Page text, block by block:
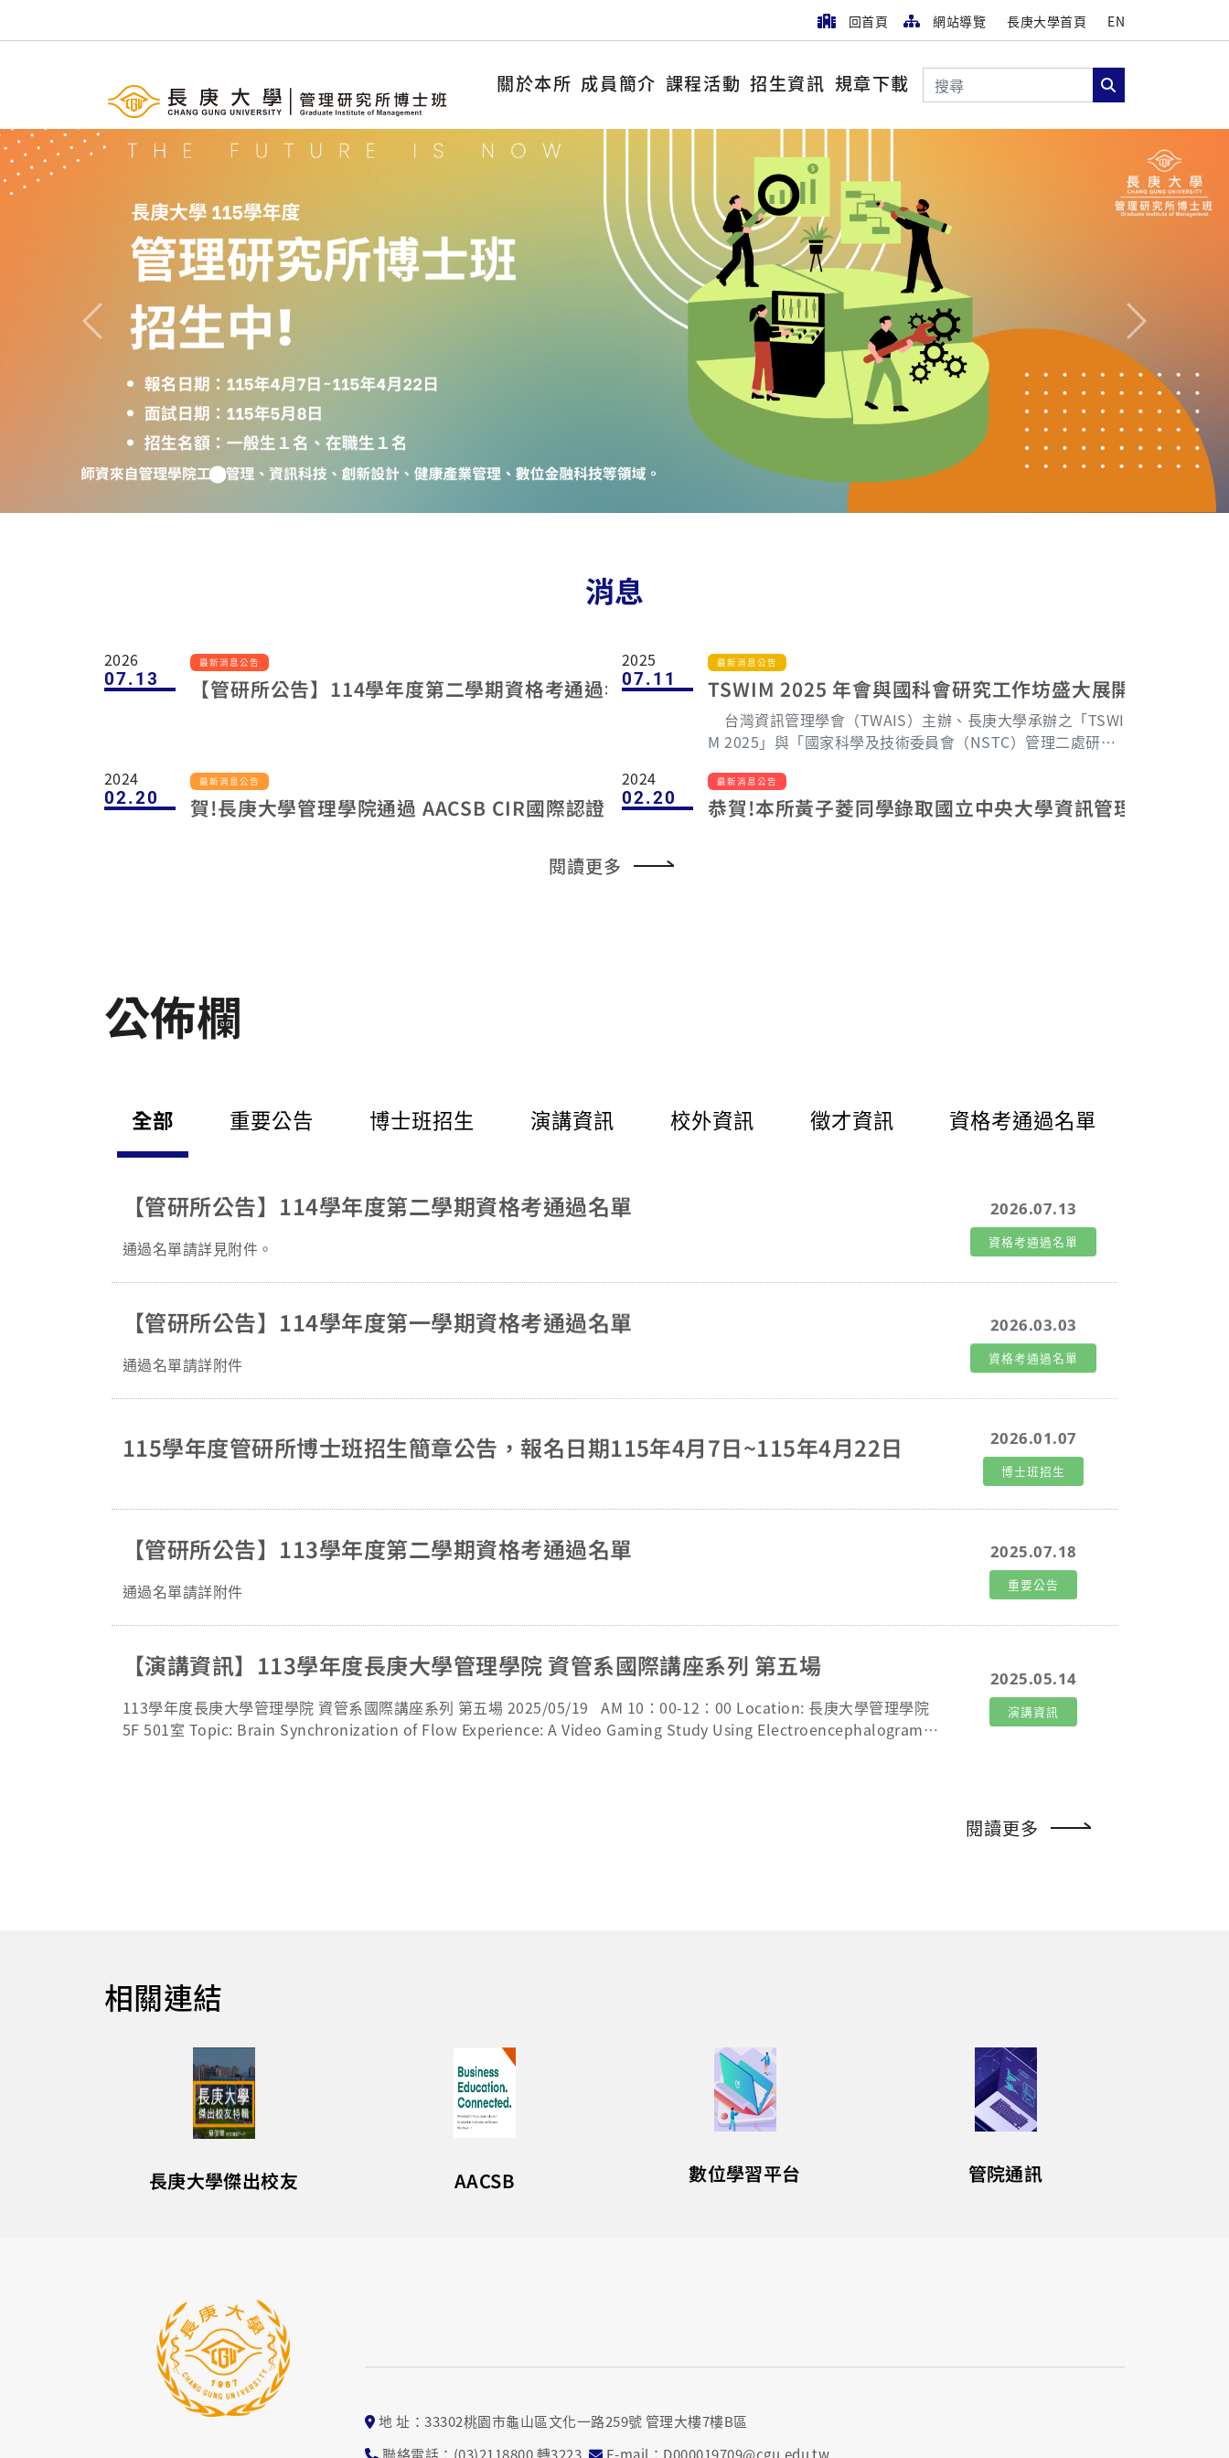
回首頁 網站導覽 長庚大學首頁 EN
關於本所 成員簡介 課程活動 招生資訊 規章下載
搜尋
Previous Next
消息
2026
07.13
最新消息公告
【管研所公告】114學年度第二學期資格考通過名單
2025
07.11
最新消息公告
TSWIM 2025 年會與國科會研究工作坊盛大展開，聚焦 AI
台灣資訊管理學會（TWAIS）主辦、長庚大學承辦之「TSWI
M 2025」與「國家科學及技術委員會（NSTC）管理二處研究
舉行。兩天工作坊共吸引超過150位學者與博士生的參與。主
要聚焦於人工智慧與新技術對人類的影響與應用，涵蓋多個與
Suprateek Sarker教授演講剪影 ▲Su
san Brown 教授演講剪影 Monideepa Tarafdar 教授則深
arafdar教授回顧了JAIS自創刊以來在資訊系統領域的重要學
術貢獻與演進。她鼓勵學術社群持續創新研究型態、融合實務
視角，並攜手推動資訊管理系統學界在全球舞台上更有影響
ity-as-a-Service)的新興概念如何為公共傳播帶來革命性改
如何將這種影響力有策略地整合到公共服務傳播中，創造更具
r 教授演講剪影 ▲Alan Dennis 教授演
講剪 TSWIM不僅是論文發表的舞台，更是推動研究深耕、連
與政策實踐間的深度連結與未來展望。此次工作坊不僅為與會
者帶來前沿知識，也強化了台灣學界與國際社群的連結，展現
資訊系統研究在面對未來數位轉型與社會責任上的關鍵影響
力。
2024
02.20
最新消息公告
賀!長庚大學管理學院通過 AACSB CIR國際認證
2024
02.20
最新消息公告
恭賀!本所黃子菱同學錄取國立中央大學資訊管理學系助理
閱讀更多
公佈欄
全部 重要公告 博士班招生 演講資訊 校外資訊 徵才資訊 資格考通過名單
【管研所公告】114學年度第二學期資格考通過名單
通過名單請詳見附件。
2026.07.13
資格考通過名單
【管研所公告】114學年度第一學期資格考通過名單
通過名單請詳附件
2026.03.03
資格考通過名單
115學年度管研所博士班招生簡章公告，報名日期115年4月7日~115年4月22日 2026.01.07
博士班招生
【管研所公告】113學年度第二學期資格考通過名單
通過名單請詳附件
2025.07.18
重要公告
【演講資訊】113學年度長庚大學管理學院 資管系國際講座系列 第五場
113學年度長庚大學管理學院 資管系國際講座系列 第五場 2025/05/19 AM 10：00-12：00 Location: 長庚大學管理學院
5F 501室 Topic: Brain Synchronization of Flow Experience: A Video Gaming Study Using Electroencephalogram
2025.05.14
演講資訊
閱讀更多
相關連結
長庚大學傑出校友 AACSB 數位學習平台 管院通訊
地 址：33302桃園市龜山區文化一路259號 管理大樓7樓B區
聯絡電話：(03)2118800 轉3223
E-mail：D000019709@cgu.edu.tw